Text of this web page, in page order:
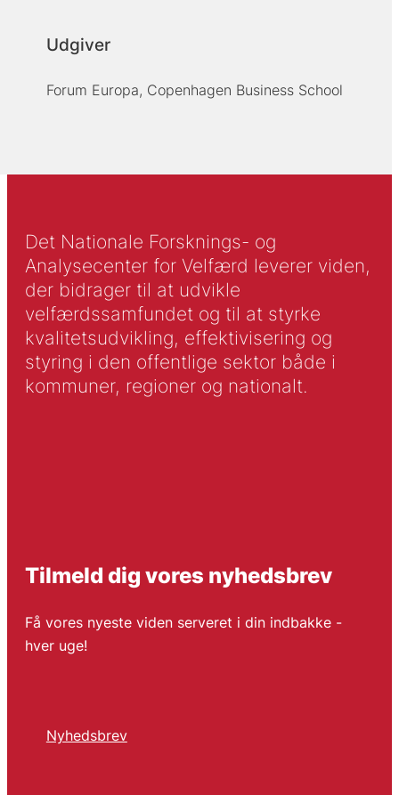
Udgiver
Forum Europa, Copenhagen Business School
Det Nationale Forsknings- og
Analysecenter for Velfærd leverer viden,
der bidrager til at udvikle
velfærdssamfundet og til at styrke
kvalitetsudvikling, effektivisering og
styring i den offentlige sektor både i
kommuner, regioner og nationalt.
Tilmeld dig vores nyhedsbrev
Få vores nyeste viden serveret i din indbakke -
hver uge!
Nyhedsbrev